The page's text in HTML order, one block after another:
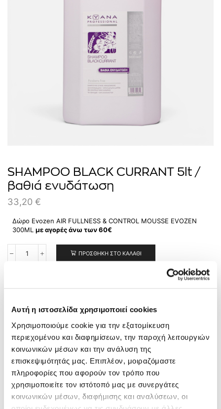
Αυτή η ιστοσελίδα χρησιμοποιεί cookies
Χρησιμοποιούμε cookie για την εξατομίκευση
περιεχομένου και διαφημίσεων, την παροχή λειτουργιών
κοινωνικών μέσων και την ανάλυση της
επισκεψιμότητάς μας. Επιπλέον, μοιραζόμαστε
πληροφορίες που αφορούν τον τρόπο που
χρησιμοποιείτε τον ιστότοπό μας με συνεργάτες
κοινωνικών μέσων, διαφήμισης και αναλύσεων, οι
SHAMPOO BLACK CURRANT 5lt /
βαθιά ενυδάτωση
33,20 €
Δώρο Evozen AIR FULLNESS & CONTROL MOUSSE EVOZEN
300ΜL με αγορές άνω των 60€
ΠΡΟΣΘΉΚΗ ΣΤΟ ΚΑΛΆΘΙ
Σειρά: Salon Professional Series
Το Shampoo Black Currant, εισχωρεί στη ρίζα τις τρίχας,
προσφέροντας βαθιά ενυδάτωση και απαλότητα. Βοηθά τα
μαλλιά, να διατηρήσουν την καλή τους κατάσταση,